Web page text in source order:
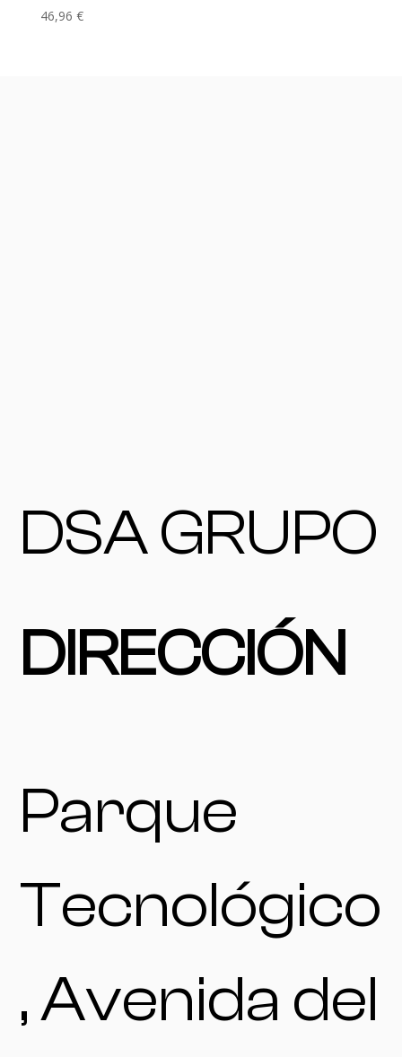
46,96 €
DSA GRUPO
DIRECCIÓN
Parque
Tecnológico
, Avenida del